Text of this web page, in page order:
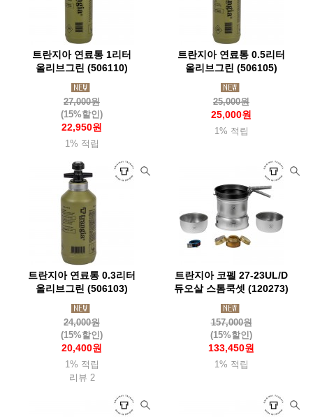
트란지아 연료통 1리터
올리브그린 (506110)
27,000원
(15%할인)
22,950원
1% 적립
트란지아 연료통 0.5리터
올리브그린 (506105)
25,000원
25,000원
1% 적립
트란지아 연료통 0.3리터
올리브그린 (506103)
24,000원
(15%할인)
20,400원
1% 적립
리뷰 2
트란지아 코펠 27-23UL/D
듀오살 스톰쿡셋 (120273)
157,000원
(15%할인)
133,450원
1% 적립